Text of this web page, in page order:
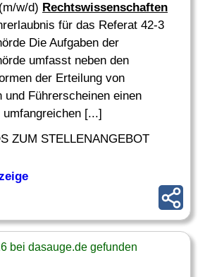
w/d) Rechtswissenschaften
für das Referat 42-3
Die Aufgaben der
umfasst neben den
der Erteilung von
und Führerscheinen einen
[...]
ZUM STELLENANGEBOT
bei dasauge.de gefunden